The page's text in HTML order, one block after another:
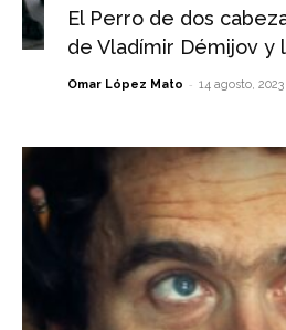
El Perro de dos
de Vladímir Démijov y
Omar López Mato - 14 agosto, 2023